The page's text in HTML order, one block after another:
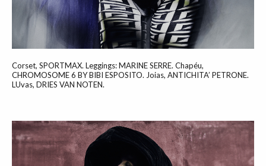
Corset, SPORTMAX. Leggings: MARINE SERRE. Chapéu,
CHROMOSOME 6 BY BIBI ESPOSITO. Joias, ANTICHITA’ PETRONE.
LUvas, DRIES VAN NOTEN.